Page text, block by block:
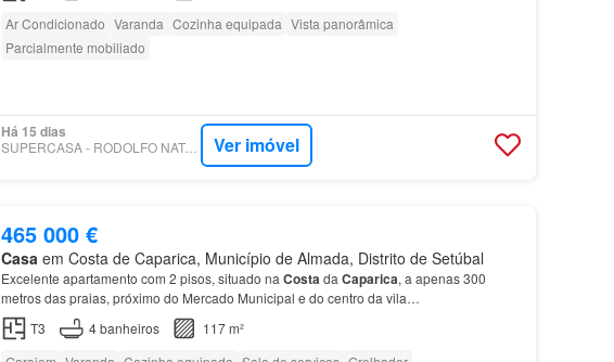
Ar Condicionado Varanda Cozinha equipada Vista panorâmica
Parcialmente mobiliado
Há 15 dias
SUPERCASA - RODOLFO NATÁRIO - CASAS SÃO PAIXÕES Ver imóvel
465 000 €
Casaem Costa de Caparica, Município de Almada, Distrito de Setúbal
Excelente apartamento com 2 pisos, situado na Costada Caparica, a apenas 300
metros das praias, próximo do Mercado Municipal e do centro da vila…
T3
4banheiros
117 m²